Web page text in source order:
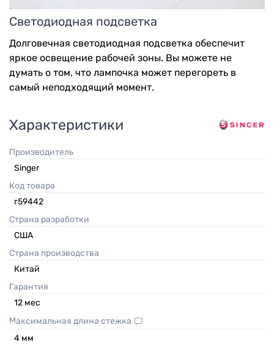
Светодиодная подсветка
Долговечная светодиодная подсветка обеспечит
яркое освещение рабочей зоны. Вы можете не
думать о том, что лампочка может перегореть в
самый неподходящий момент.
Характеристики
Производитель
Singer
Код товара
г59442
Страна разработки
США
Страна производства
Китай
Гарантия
12 мес
Максимальная длина стежка
4 мм